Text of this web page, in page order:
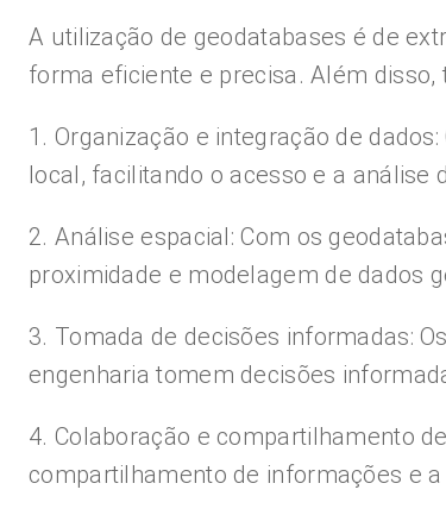
A utilização de geodatabases é de
forma eficiente e precisa. Além
1. Organização e integração de
local, facilitando o acesso e a análise
2. Análise espacial: Com os
proximidade e modelagem de dados
3. Tomada de decisões informadas:
engenharia tomem decisões
4. Colaboração e compartilhamento
compartilhamento de informações e